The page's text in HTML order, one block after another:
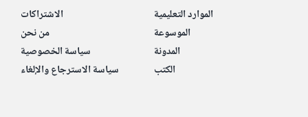
الموارد التعليمية
الموسوعة
المدونة
الكتب
الاشتراكات
من نحن
سياسة الخصوصية
سياسة الاسترجاع والإلغاء